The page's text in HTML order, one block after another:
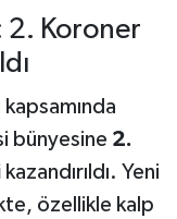
2. Koroner
bünyesine 2.
kazandırıldı. Yeni
özellikle kalp